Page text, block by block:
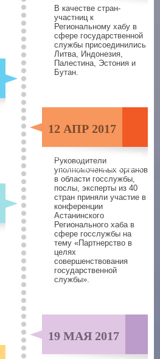
В качестве стран-
участниц к
Региональному хабу в
сфере государственной
службы присоединились
Литва, Индонезия,
Палестина, Эстония и
Бутан.
12 АПР 2017
Ежегодная отчетная
конференция Хаба
Руководители
уполномоченных органов
в области госслужбы,
послы, эксперты из 40
стран приняли участие в
конференции
Астанинского
Регионального хаба в
сфере госслужбы на
тему «Партнерство в
целях
совершенствования
государственной
службы».
19 МАЯ 2017